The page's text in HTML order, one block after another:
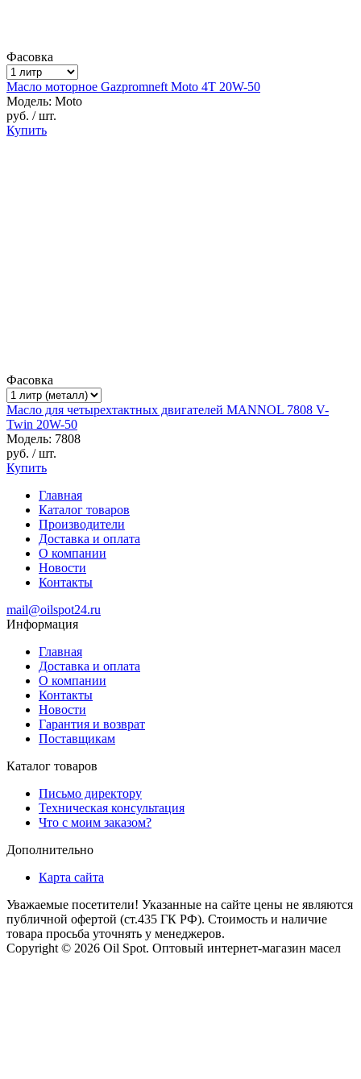
Фасовка
Масло моторное Gazpromneft Moto 4T 20W-50
Модель: Moto
руб. / шт.
Купить
Фасовка
Масло для четырехтактных двигателей MANNOL 7808 V-
Twin 20W-50
Модель: 7808
руб. / шт.
Купить
Главная
Каталог товаров
Производители
Доставка и оплата
О компании
Новости
Контакты
mail@oilspot24.ru
Информация
Главная
Доставка и оплата
О компании
Контакты
Новости
Гарантия и возврат
Поставщикам
Каталог товаров
Письмо директору
Техническая консультация
Что с моим заказом?
Дополнительно
Карта сайта
Уважаемые посетители! Указанные на сайте цены не являются
публичной офертой (ст.435 ГК РФ). Стоимость и наличие
товара просьба уточнять у менеджеров.
Copyright © 2026 Oil Spot. Оптовый интернет-магазин масел